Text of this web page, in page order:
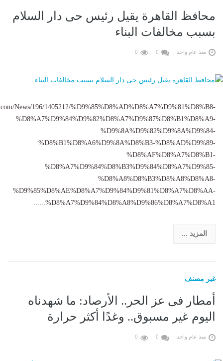
محافظ القاهرة يقيل رئيس حى دار السلام
بسبب مخالفات البناء
منذ عام واحد 0
0
News/196/1405212/%D9%85%D8%AD%D8%A7%D9%81%D8%B8-
%D8%A7%D9%84%D9%82%D8%A7%D9%87%D8%B1%D8%A9-
%D9%8A%D9%82%D9%8A%D9%84-
%D8%B1%D8%A6%D9%8A%D8%B3-%D8%AD%D9%89-
%D8%AF%D8%A7%D8%B1-
%D8%A7%D9%84%D8%B3%D9%84%D8%A7%D9%85-
%D8%A8%D8%B3%D8%A8%D8%A8-
%D9%85%D8%AE%D8%A7%D9%84%D9%81%D8%A7%D8%AA-
%D8%A7%D9%84%D8%A8%D9%86%D8%A7%D8%A1......
المزيد ...
غير مصنف
أمطار فى عز الحر.. الأرصاد: ما شهدناه
اليوم غير مسبوق.. وغدًا أكثر حرارة
منذ عام واحد 0
0